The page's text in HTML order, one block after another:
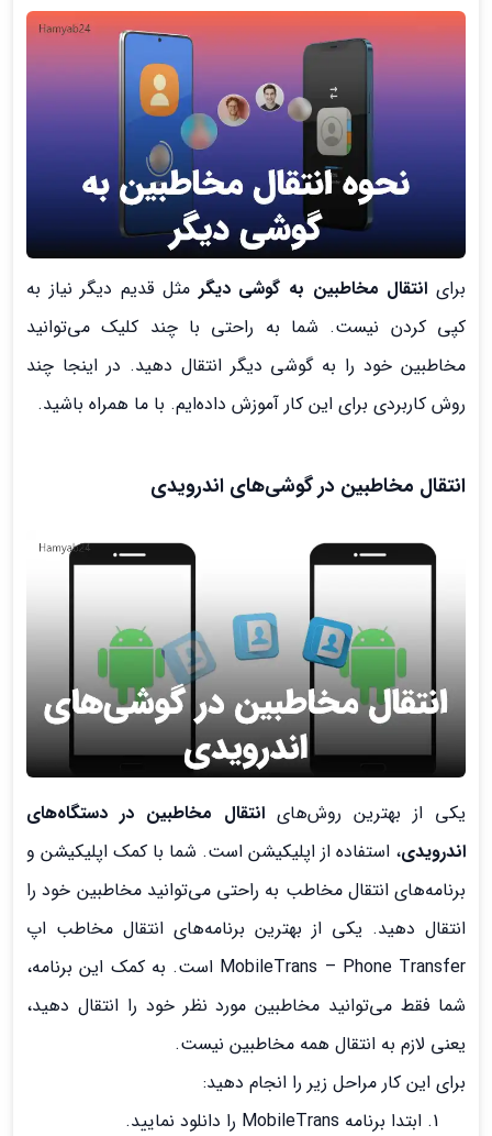
برای انتقال مخاطبین به گوشی دیگر مثل قدیم دیگر نیاز به
کپی کردن نیست. شما به راحتی با چند کلیک می‌توانید
مخاطبین خود را به گوشی دیگر انتقال دهید. در اینجا چند
روش کاربردی برای این کار آموزش داده‌ایم. با ما همراه باشید.
انتقال مخاطبین در گوشی‌های اندرویدی
یکی از بهترین روش‌های انتقال مخاطبین در دستگاه‌های
اندرویدی، استفاده از اپلیکیشن است. شما با کمک اپلیکیشن و
برنامه‌های انتقال مخاطب به راحتی می‌توانید مخاطبین خود را
انتقال دهید. یکی از بهترین برنامه‌های انتقال مخاطب اپ
MobileTrans – Phone Transfer است. به کمک این برنامه،
شما فقط می‌توانید مخاطبین مورد نظر خود را انتقال دهید،
یعنی لازم به انتقال همه مخاطبین نیست.
برای این کار مراحل زیر را انجام دهید:
ابتدا برنامه MobileTrans را دانلود نمایید.